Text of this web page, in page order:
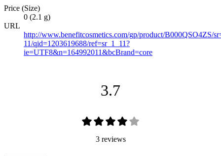
Price (Size)
0 (2.1 g)
URL
http://www.benefitcosmetics.com/gp/product/B000QSO4ZS/
11/qid=1203619688/ref=sr_1_11?
ie=UTF8&n=164992011&bcBrand=core
3.7
3 reviews